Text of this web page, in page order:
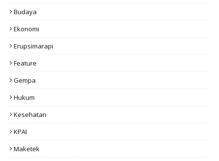
Budaya
Ekonomi
Erupsimarapi
Feature
Gempa
Hukum
Kesehatan
KPAI
Maketek